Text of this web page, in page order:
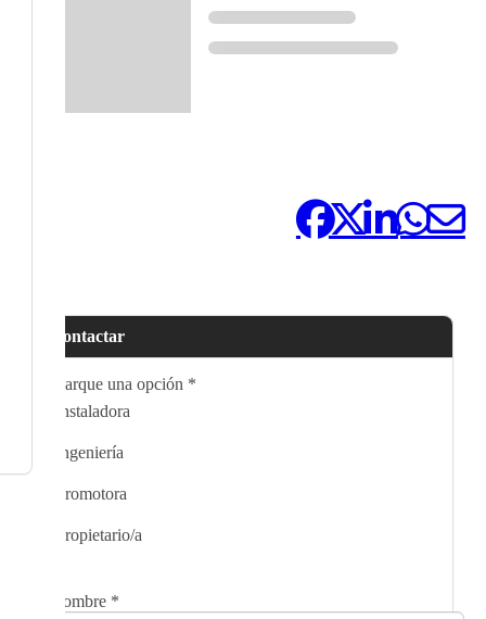
Contactar
Marque una opción *
Instaladora
Ingeniería
Promotora
Propietario/a
Nombre *